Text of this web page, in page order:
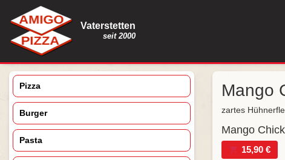
Vaterstetten
seit 2000
Pizza
Burger
Pasta
Mango
zartes
Mango
15,90 €